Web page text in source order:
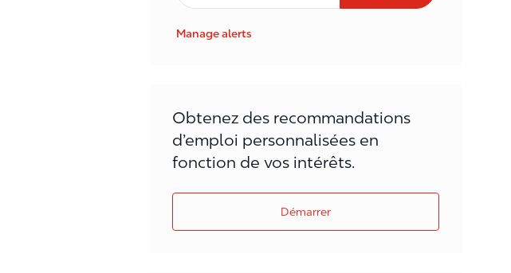
Manage alerts
Obtenez des recommandations
d’emploi personnalisées en
fonction de vos intérêts.
Démarrer